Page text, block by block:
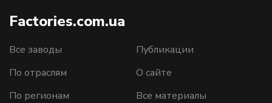
Factories.com.ua
Все заводы
По отраслям
По регионам
Публикации
О сайте
Все материалы